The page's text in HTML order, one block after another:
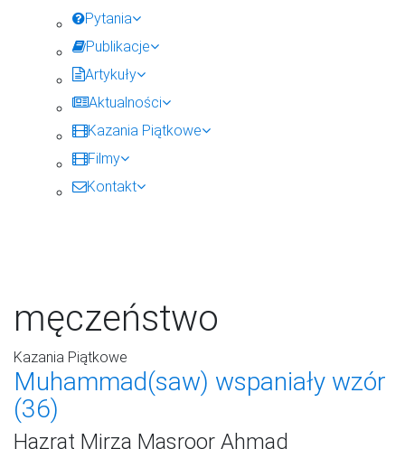
Pytania
Publikacje
Artykuły
Aktualności
Kazania Piątkowe
Filmy
Kontakt
męczeństwo
Kazania Piątkowe
Muhammad(saw) wspaniały wzór
(36)
Hazrat Mirza Masroor Ahmad